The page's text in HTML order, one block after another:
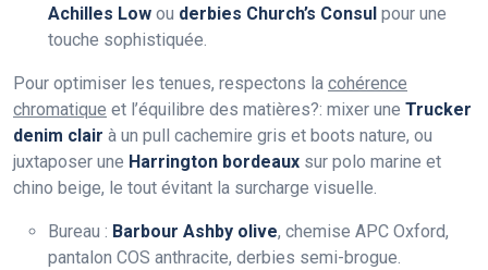
Achilles Low ou derbies Church’s Consul pour une
touche sophistiquée.
Pour optimiser les tenues, respectons la cohérence
chromatique et l’équilibre des matières?: mixer une Trucker
denim clair à un pull cachemire gris et boots nature, ou
juxtaposer une Harrington bordeaux sur polo marine et
chino beige, le tout évitant la surcharge visuelle.
Bureau : Barbour Ashby olive, chemise APC Oxford,
pantalon COS anthracite, derbies semi-brogue.